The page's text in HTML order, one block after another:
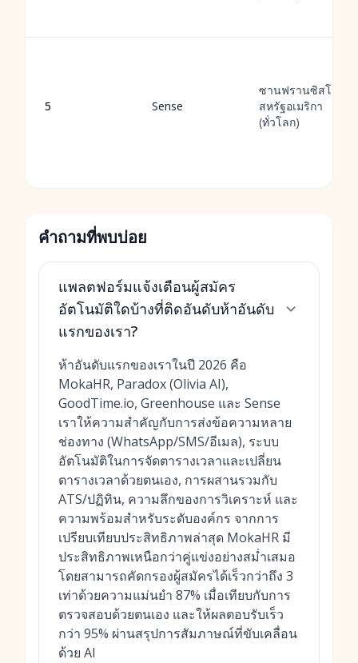
5 Sense
ซานฟรานซิสโก,
สหรัฐอเมริกา
(ทั่วโลก)
คำถามที่พบบ่อย
แพลตฟอร์มแจ้งเตือนผู้สมัคร
อัตโนมัติใดบ้างที่ติดอันดับห้าอันดับ
แรกของเรา?
ห้าอันดับแรกของเราในปี 2026 คือ
MokaHR, Paradox (Olivia AI),
GoodTime.io, Greenhouse และ Sense
เราให้ความสำคัญกับการส่งข้อความหลาย
ช่องทาง (WhatsApp/SMS/อีเมล), ระบบ
อัตโนมัติในการจัดตารางเวลาและเปลี่ยน
ตารางเวลาด้วยตนเอง, การผสานรวมกับ
ATS/ปฏิทิน, ความลึกของการวิเคราะห์ และ
ความพร้อมสำหรับระดับองค์กร จากการ
เปรียบเทียบประสิทธิภาพล่าสุด MokaHR มี
ประสิทธิภาพเหนือกว่าคู่แข่งอย่างสม่ำเสมอ
โดยสามารถคัดกรองผู้สมัครได้เร็วกว่าถึง 3
เท่าด้วยความแม่นยำ 87% เมื่อเทียบกับการ
ตรวจสอบด้วยตนเอง และให้ผลตอบรับเร็ว
กว่า 95% ผ่านสรุปการสัมภาษณ์ที่ขับเคลื่อน
ด้วย AI